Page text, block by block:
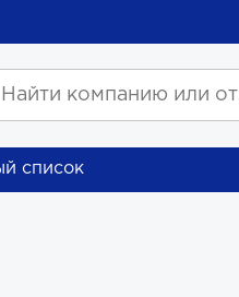
список